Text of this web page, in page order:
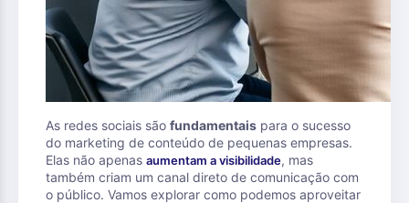
As redes sociais são fundamentais para o sucesso
do marketing de conteúdo de pequenas empresas.
Elas não apenas aumentam a visibilidade, mas
também criam um canal direto de comunicação com
o público. Vamos explorar como podemos aproveitar